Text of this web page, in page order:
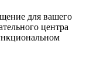
для вашего
центра